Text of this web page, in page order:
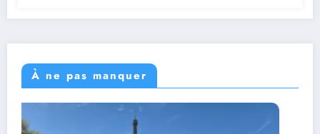
À ne pas manquer